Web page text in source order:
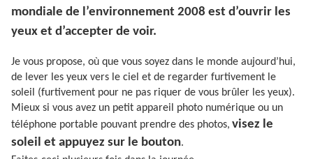
mondiale de l’environnement 2008 est d’ouvrir les
yeux et d’accepter de voir.
Je vous propose, où que vous soyez dans le monde aujourd’hui,
de lever les yeux vers le ciel et de regarder furtivement le
soleil (furtivement pour ne pas riquer de vous brûler les yeux).
Mieux si vous avez un petit appareil photo numérique ou un
téléphone portable pouvant prendre des photos, visez le
soleil et appuyez sur le bouton.